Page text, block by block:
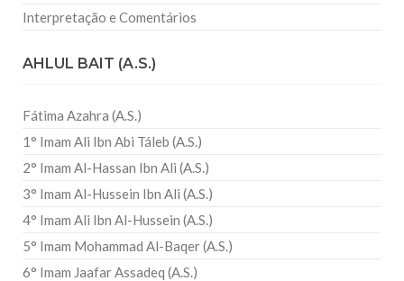
Interpretação e Comentários
AHLUL BAIT (A.S.)
Fátima Azahra (A.S.)
1° Imam Ali Ibn Abi Táleb (A.S.)
2° Imam Al-Hassan Ibn Ali (A.S.)
3° Imam Al-Hussein Ibn Ali (A.S.)
4° Imam Ali Ibn Al-Hussein (A.S.)
5° Imam Mohammad Al-Baqer (A.S.)
6° Imam Jaafar Assadeq (A.S.)